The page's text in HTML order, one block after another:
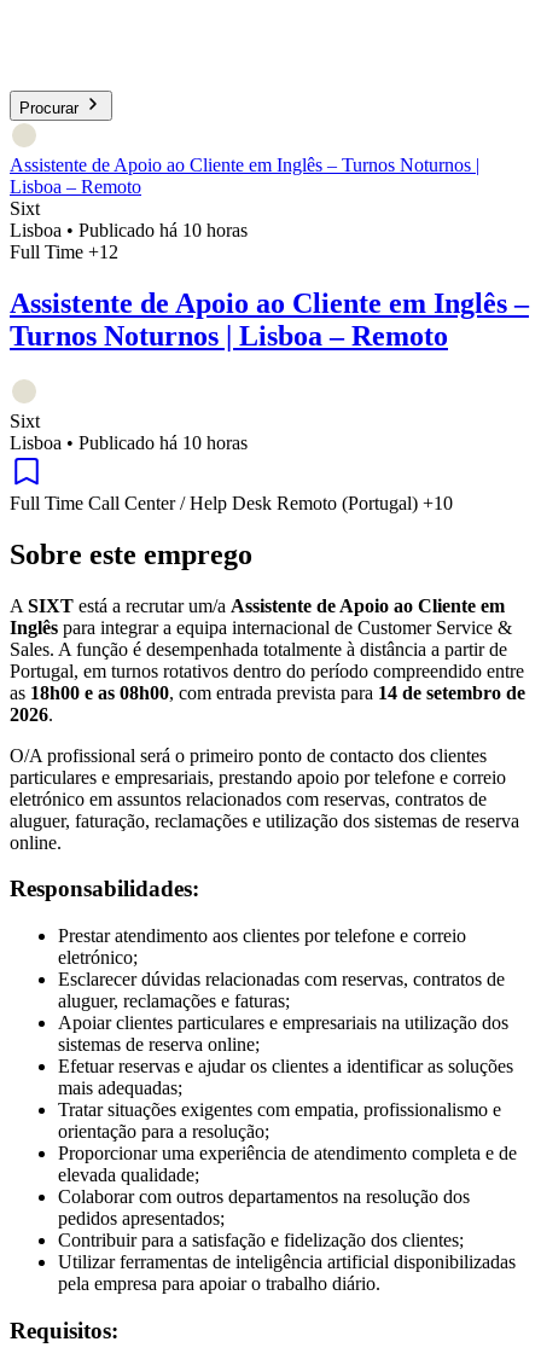
Procurar
Assistente de Apoio ao Cliente em Inglês – Turnos Noturnos |
Lisboa – Remoto
Sixt
Lisboa • Publicado há 10 horas
Full Time +12
Assistente de Apoio ao Cliente em Inglês –
Turnos Noturnos | Lisboa – Remoto
Sixt
Lisboa • Publicado há 10 horas
Full Time Call Center / Help Desk Remoto (Portugal) +10
Sobre este emprego
A SIXT está a recrutar um/a Assistente de Apoio ao Cliente em
Inglês para integrar a equipa internacional de Customer Service &
Sales. A função é desempenhada totalmente à distância a partir de
Portugal, em turnos rotativos dentro do período compreendido entre
as 18h00 e as 08h00, com entrada prevista para 14 de setembro de
2026.
O/A profissional será o primeiro ponto de contacto dos clientes
particulares e empresariais, prestando apoio por telefone e correio
eletrónico em assuntos relacionados com reservas, contratos de
aluguer, faturação, reclamações e utilização dos sistemas de reserva
online.
Responsabilidades:
Prestar atendimento aos clientes por telefone e correio
eletrónico;
Esclarecer dúvidas relacionadas com reservas, contratos de
aluguer, reclamações e faturas;
Apoiar clientes particulares e empresariais na utilização dos
sistemas de reserva online;
Efetuar reservas e ajudar os clientes a identificar as soluções
mais adequadas;
Tratar situações exigentes com empatia, profissionalismo e
orientação para a resolução;
Proporcionar uma experiência de atendimento completa e de
elevada qualidade;
Colaborar com outros departamentos na resolução dos
pedidos apresentados;
Contribuir para a satisfação e fidelização dos clientes;
Utilizar ferramentas de inteligência artificial disponibilizadas
pela empresa para apoiar o trabalho diário.
Requisitos: